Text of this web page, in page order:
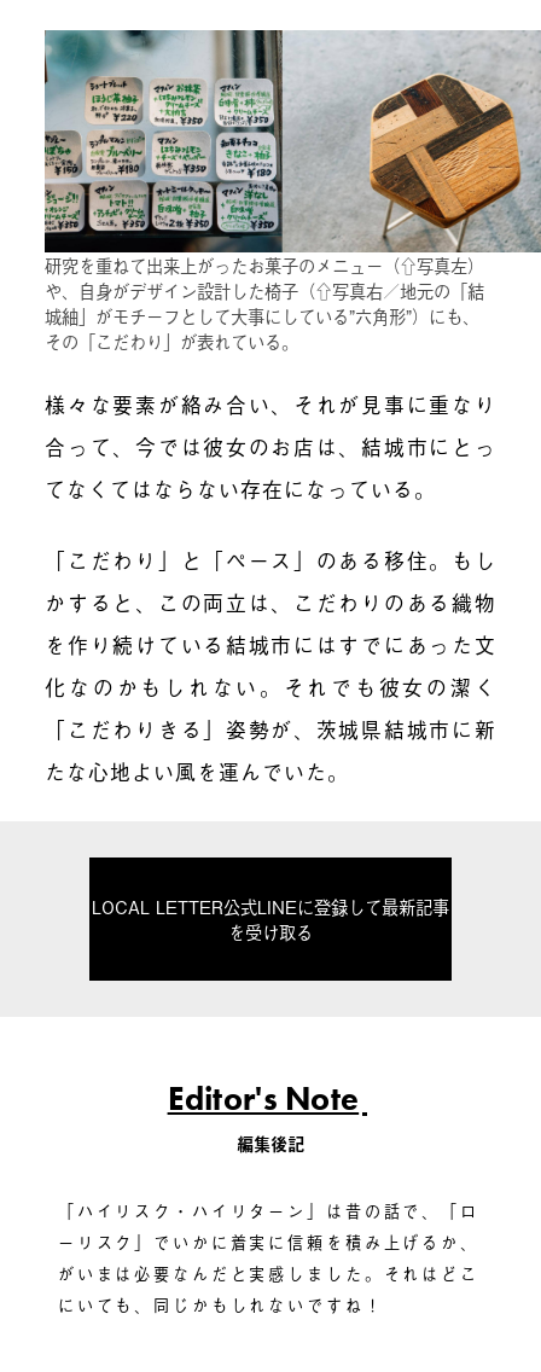
研究を重ねて出来上がったお菓子のメニュー（⇧写真左）
や、自身がデザイン設計した椅子（⇧写真右／地元の「結
城紬」がモチーフとして大事にしている”六角形”）にも、
その「こだわり」が表れている。
様々な要素が絡み合い、それが見事に重なり
合って、今では彼女のお店は、結城市にとっ
てなくてはならない存在になっている。
「こだわり」と「ペース」のある移住。もし
かすると、この両立は、こだわりのある織物
を作り続けている結城市にはすでにあった文
化なのかもしれない。それでも彼女の潔く
「こだわりきる」姿勢が、茨城県結城市に新
たな心地よい風を運んでいた。
LOCAL LETTER公式LINEに登録して最新記事
を受け取る
Editor's Note
編集後記
「ハイリスク・ハイリターン」は昔の話で、「ロ
ーリスク」でいかに着実に信頼を積み上げるか、
がいまは必要なんだと実感しました。それはどこ
にいても、同じかもしれないですね！